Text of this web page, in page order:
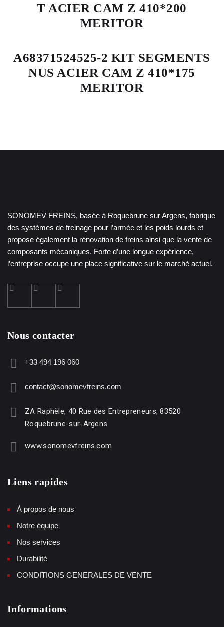
T ACIER CAM Z 410*200
MERITOR
A68371524525-2 KIT SEGMENTS
NUS ACIER CAM Z 410*175
MERITOR
SONOMEV FREINS, basée à Roquebrune sur Argens, fabrique
des systèmes de freinage pour l’armée et les poids lourds et
propose également la rénovation de freins ainsi que la vente de
composants mécaniques. Forte d’une longue expérience,
l’entreprise occupe une place significative sur le marché actuel.
Nous contacter
+33 494 196 060
contact@sonomevfreins.com
ZA Raphèle, 40 Rue des Entrepreneurs, 83520
Roquebrune-sur-Argens
www.sonomevfreins.com
Liens rapides
À propos de nous
Notre équipe
Nos services
Durabilité
CONDITIONS GENERALES DE VENTE
Informations